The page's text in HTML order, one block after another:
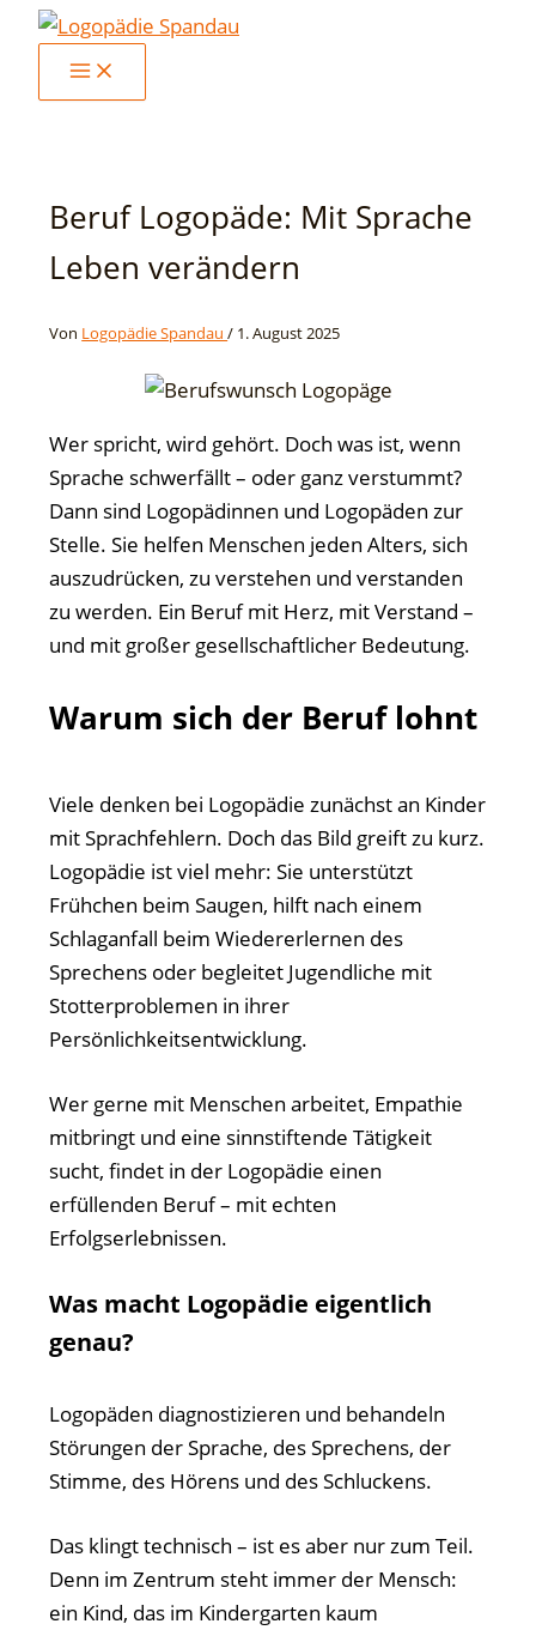
Zum
springen
Beruf Logopäde: Mit Sprache
Leben verändern
Von Logopädie Spandau/ 1. August 2025
Wer spricht, wird gehört. Doch was ist, wenn
Sprache schwerfällt – oder ganz verstummt?
Dann sind Logopädinnen und Logopäden zur
Stelle. Sie helfen Menschen jeden Alters, sich
auszudrücken, zu verstehen und verstanden
zu werden. Ein Beruf mit Herz, mit Verstand –
und mit großer gesellschaftlicher Bedeutung.
Warum sich der Beruf lohnt
Viele denken bei Logopädie zunächst an Kinder
mit Sprachfehlern. Doch das Bild greift zu kurz.
Logopädie ist viel mehr: Sie unterstützt
Frühchen beim Saugen, hilft nach einem
Schlaganfall beim Wiedererlernen des
Sprechens oder begleitet Jugendliche mit
Stotterproblemen in ihrer
Persönlichkeitsentwicklung.
Wer gerne mit Menschen arbeitet, Empathie
mitbringt und eine sinnstiftende Tätigkeit
sucht, findet in der Logopädie einen
erfüllenden Beruf – mit echten
Erfolgserlebnissen.
Was macht Logopädie eigentlich
genau?
Logopäden diagnostizieren und behandeln
Störungen der Sprache, des Sprechens, der
Stimme, des Hörens und des Schluckens.
Das klingt technisch – ist es aber nur zum Teil.
Denn im Zentrum steht immer der Mensch:
ein Kind, das im Kindergarten kaum